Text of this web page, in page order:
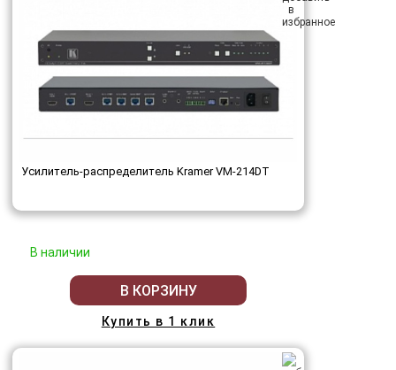
Усилитель-распределитель Kramer VM-214DT
В наличии
В КОРЗИНУ
Купить в 1 клик